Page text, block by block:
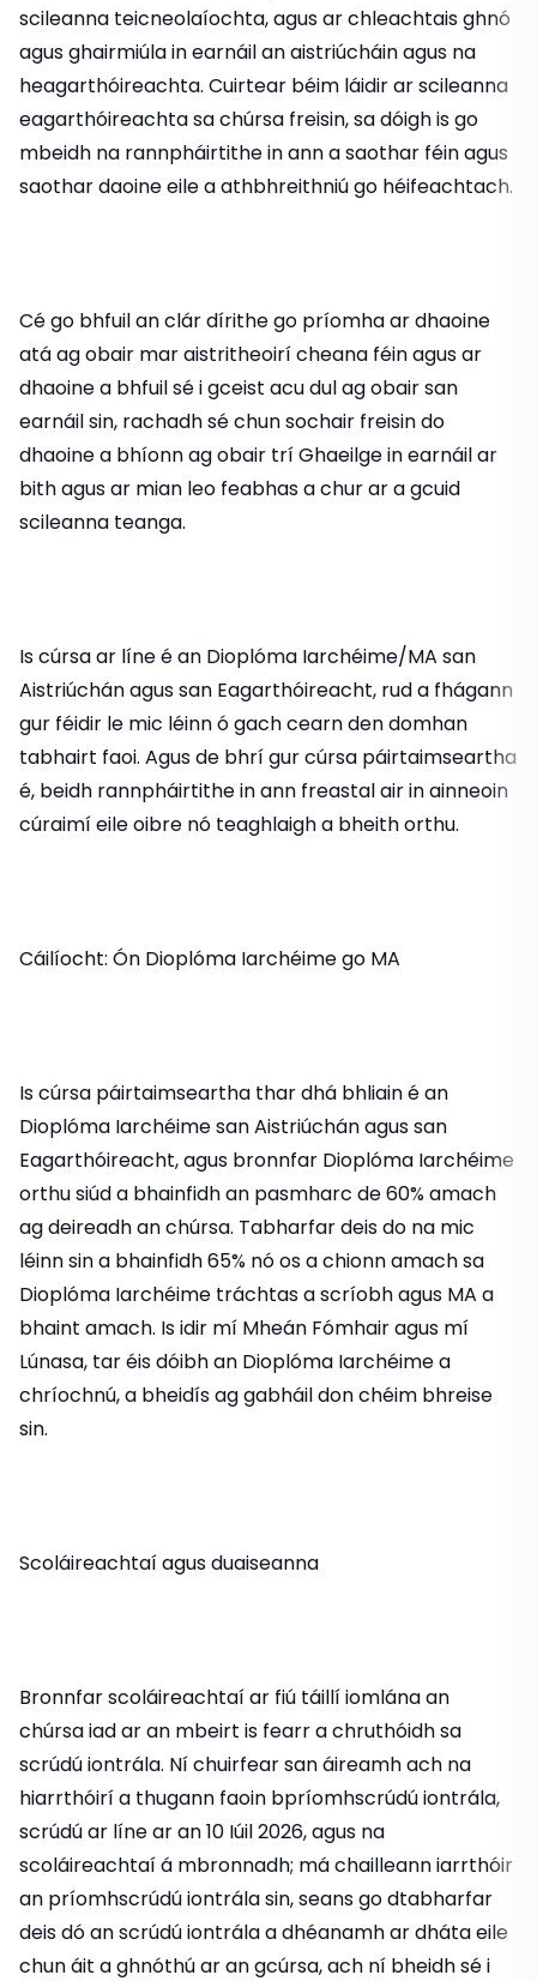
scileanna teicneolaíochta, agus ar chleachtais ghnó
agus ghairmiúla in earnáil an aistriúcháin agus na
heagarthóireachta. Cuirtear béim láidir ar scileanna
eagarthóireachta sa chúrsa freisin, sa dóigh is go
mbeidh na rannpháirtithe in ann a saothar féin agus
saothar daoine eile a athbhreithniú go héifeachtach.
Cé go bhfuil an clár dírithe go príomha ar dhaoine
atá ag obair mar aistritheoirí cheana féin agus ar
dhaoine a bhfuil sé i gceist acu dul ag obair san
earnáil sin, rachadh sé chun sochair freisin do
dhaoine a bhíonn ag obair trí Ghaeilge in earnáil ar
bith agus ar mian leo feabhas a chur ar a gcuid
scileanna teanga.
Is cúrsa ar líne é an Dioplóma Iarchéime/MA san
Aistriúchán agus san Eagarthóireacht, rud a fhágann
gur féidir le mic léinn ó gach cearn den domhan
tabhairt faoi. Agus de bhrí gur cúrsa páirtaimseartha
é, beidh rannpháirtithe in ann freastal air in ainneoin
cúraimí eile oibre nó teaghlaigh a bheith orthu.
Cáilíocht: Ón Dioplóma Iarchéime go MA
Is cúrsa páirtaimseartha thar dhá bhliain é an
Dioplóma Iarchéime san Aistriúchán agus san
Eagarthóireacht, agus bronnfar Dioplóma Iarchéime
orthu siúd a bhainfidh an pasmharc de 60% amach
ag deireadh an chúrsa. Tabharfar deis do na mic
léinn sin a bhainfidh 65% nó os a chionn amach sa
Dioplóma Iarchéime tráchtas a scríobh agus MA a
bhaint amach. Is idir mí Mheán Fómhair agus mí
Lúnasa, tar éis dóibh an Dioplóma Iarchéime a
chríochnú, a bheidís ag gabháil don chéim bhreise
sin.
Scoláireachtaí agus duaiseanna
Bronnfar scoláireachtaí ar fiú táillí iomlána an
chúrsa iad ar an mbeirt is fearr a chruthóidh sa
scrúdú iontrála. Ní chuirfear san áireamh ach na
hiarrthóirí a thugann faoin bpríomhscrúdú iontrála,
scrúdú ar líne ar an 10 Iúil 2026, agus na
scoláireachtaí á mbronnadh; má chailleann iarrthóir
an príomhscrúdú iontrála sin, seans go dtabharfar
deis dó an scrúdú iontrála a dhéanamh ar dháta eile
chun áit a ghnóthú ar an gcúrsa, ach ní bheidh sé i